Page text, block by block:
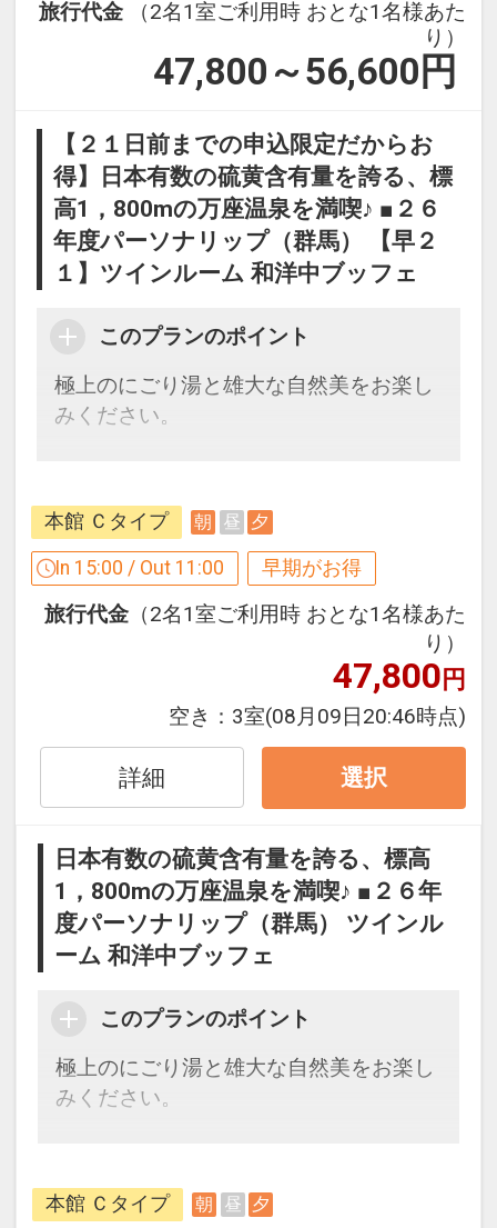
旅行代金
（2名1室ご利用時 おとな1名様あた
り）
47,800～56,600 円
【２１日前までの申込限定だからお
得】日本有数の硫黄含有量を誇る、標
高1，800mの万座温泉を満喫♪ ■２６
年度パーソナリップ（群馬） 【早２
１】ツインルーム 和洋中ブッフェ
このプランのポイント
極上のにごり湯と雄大な自然美をお楽し
みください。
早期申込限定プラン
本プランは「初泊日の２１日前までにお
申し込みの方」に限りご予約可能なプラ
早期申込対象期間を過ぎてからの変更
（人数の内訳・客室タイプ・食事条件・
プラン・氏名・人員・泊数の増減等の変
更）があった場合、本プランはご利用い
ただけず、取消後、新たに通常プランの
ご予約が必要となります。
金適用でお得！
おとな１名＋こども１名の２名１室利用
でご参加でも、本プランではお子様はこ
ども代金が適用となります。
ここがポイント！
の相互で「湯めぐり」をお楽しみいただ
けます。
ホテルのお風呂はご利用いただけませ
本館 Ｃタイプ 朝 昼 夕
In 15:00 / Out 11:00 早期がお得
旅行代金 （2名1室ご利用時 おとな1名様あた
り）
47,800円
空き： 3室(08月09日20:46時点)
詳細 選択
日本有数の硫黄含有量を誇る、標高
1，800mの万座温泉を満喫♪ ■２６年
度パーソナリップ（群馬） ツインル
ーム 和洋中ブッフェ
このプランのポイント
極上のにごり湯と雄大な自然美をお楽し
みください。
す ※除外日あり
連泊の場合、
本館 Ｃタイプ 朝 昼 夕